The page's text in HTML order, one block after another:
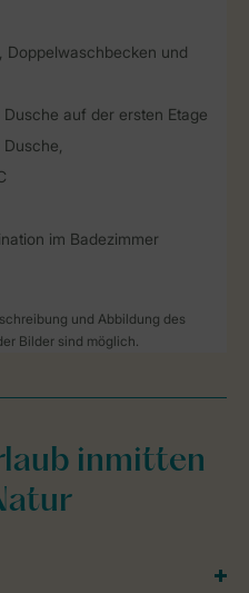
Doppelwaschbecken und
auf der ersten Etage
im Badezimmer
und Abbildung des
Bilder sind möglich.
inmitten